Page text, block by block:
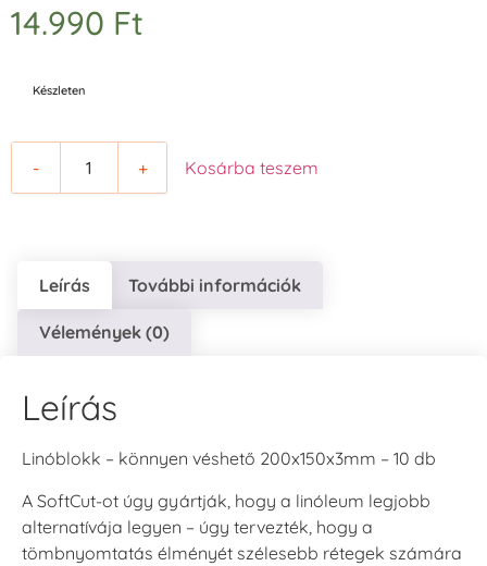
14.990 Ft
Készleten
- + Kosárba teszem
Leírás További információk
Vélemények (0)
Leírás
Linóblokk – könnyen véshető 200x150x3mm – 10 db
A SoftCut-ot úgy gyártják, hogy a linóleum legjobb
alternatívája legyen – úgy tervezték, hogy a
tömbnyomtatás élményét szélesebb rétegek számára